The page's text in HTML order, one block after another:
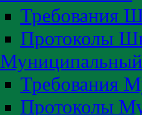
Требования
Протоколы
Муниципальный
Требования
Протоколы